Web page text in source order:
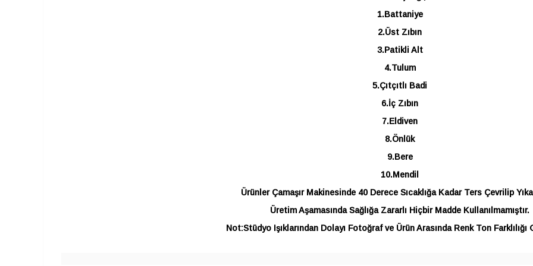
1.Battaniye
2.Üst Zıbın
3.Patikli Alt
4.Tulum
5.Çıtçıtlı Badi
6.İç Zıbın
7.Eldiven
8.Önlük
9.Bere
10.Mendil
Ürünler Çamaşır Makinesinde 40 Derece Sıcaklığa Kadar Ters Çevrilip
Üretim Aşamasında Sağlığa Zararlı Hiçbir Madde Kullanılmamıştır.
Not:Stüdyo Işıklarından Dolayı Fotoğraf ve Ürün Arasında Renk Ton Farklılığı